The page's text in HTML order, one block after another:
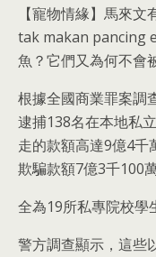
【寵物情緣】馬來
tak makan pancing
魚？它們又為何不會
根據全國商業罪案調
逮捕138名在本地私
走的款額高達9億4千
欺騙款額7億3千100萬
全為19所私專院校學
警方調查顯示，這些